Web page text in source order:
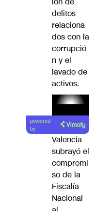
delitos
relaciona
dos con la
corrupció
n y el
lavado de
activos.
Lea el
artículo
powered
by
Valencia
subrayó el
compromi
so de la
Fiscalía
Nacional